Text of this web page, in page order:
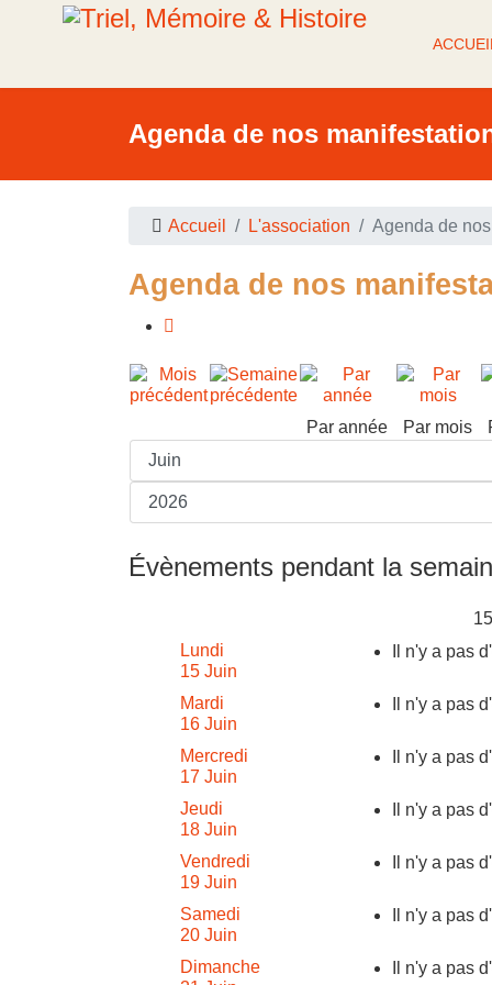
ACCUEIL
Agenda de nos
Accueil L'association Agenda de
Agenda de nos
Par année Par mois
Évènements pendant la
Lundi
15 Juin
Il n'y a pas
Mardi
16 Juin
Il n'y a pas
Mercredi
17 Juin
Il n'y a pas
Jeudi
18 Juin
Il n'y a pas
Vendredi
19 Juin
Il n'y a pas
Samedi
20 Juin
Il n'y a pas
Dimanche
Il n'y a pas